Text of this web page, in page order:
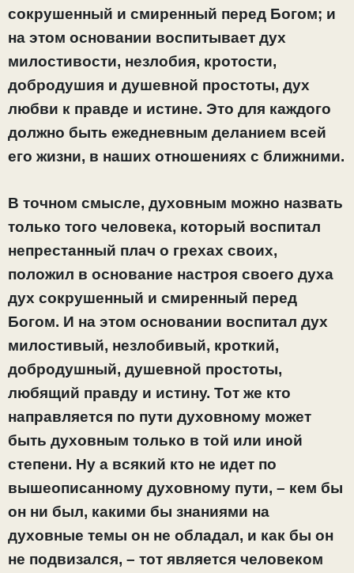
сокрушенный и смиренный перед Богом; и
на этом основании воспитывает дух
милостивости, незлобия, кротости,
добродушия и душевной простоты, дух
любви к правде и истине. Это для каждого
должно быть ежедневным деланием всей
его жизни, в наших отношениях с ближними.
В точном смысле, духовным можно назвать
только того человека, который воспитал
непрестанный плач о грехах своих,
положил в основание настроя своего духа
дух сокрушенный и смиренный перед
Богом. И на этом основании воспитал дух
милостивый, незлобивый, кроткий,
добродушный, душевной простоты,
любящий правду и истину. Тот же кто
направляется по пути духовному может
быть духовным только в той или иной
степени. Ну а всякий кто не идет по
вышеописанному духовному пути, – кем бы
он ни был, какими бы знаниями на
духовные темы он не обладал, и как бы он
не подвизался, – тот является человеком